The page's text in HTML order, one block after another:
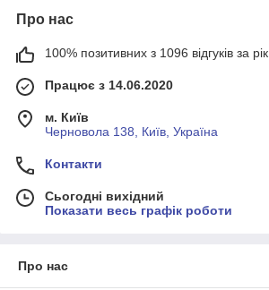
Про нас
100% позитивних з 1096 відгуків за рік
Працює з 14.06.2020
м. Київ
Черновола 138, Київ, Україна
Контакти
Сьогодні вихідний
Показати весь графік роботи
Про нас